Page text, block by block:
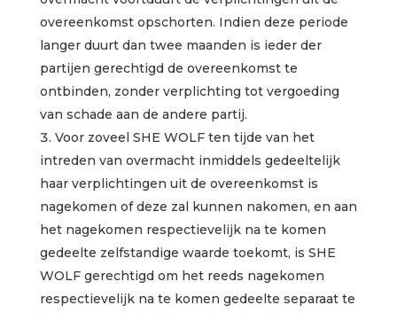
overeenkomst opschorten. Indien deze periode
langer duurt dan twee maanden is ieder der
partijen gerechtigd de overeenkomst te
ontbinden, zonder verplichting tot vergoeding
van schade aan de andere partij.
Voor zoveel SHE WOLF ten tijde van het
intreden van overmacht inmiddels gedeeltelijk
haar verplichtingen uit de overeenkomst is
nagekomen of deze zal kunnen nakomen, en aan
het nagekomen respectievelijk na te komen
gedeelte zelfstandige waarde toekomt, is SHE
WOLF gerechtigd om het reeds nagekomen
respectievelijk na te komen gedeelte separaat te